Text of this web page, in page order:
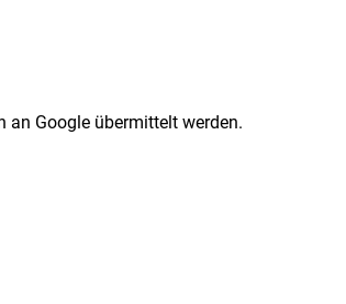
an Google übermittelt werden.